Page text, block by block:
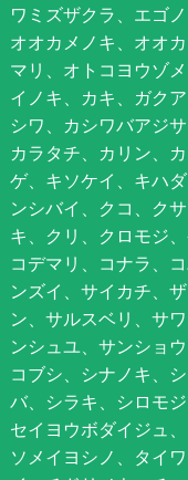
ワミズザクラ、エゴ
オオカメノキ、オオ
マリ、オトコヨウゾ
イノキ、カキ、ガク
シワ、カシワバアジ
カラタチ、カリン、
ゲ、キソケイ、キハ
ンシバイ、クコ、ク
キ、クリ、クロモジ
コデマリ、コナラ、
ンズイ、サイカチ、
ン、サルスベリ、サ
ンシュユ、サンショ
コブシ、シナノキ、
バ、シラキ、シロモ
セイヨウボダイジュ
ソメイヨシノ、タイ